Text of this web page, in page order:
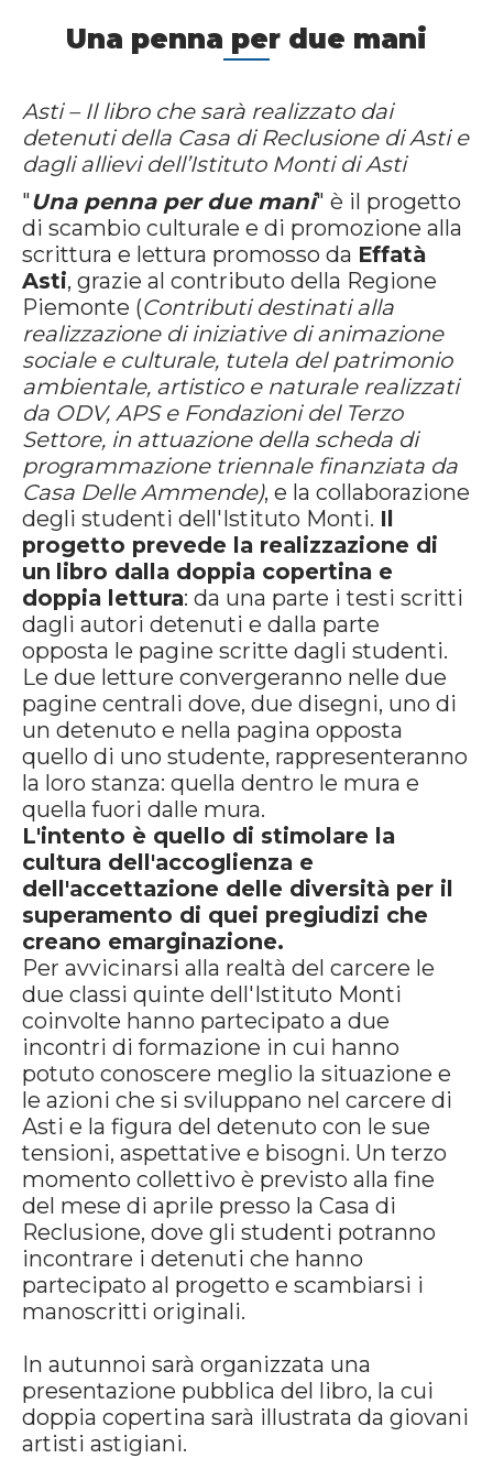
Una penna per due mani
Asti – Il libro che sarà realizzato dai
detenuti della Casa di Reclusione di Asti e
dagli allievi dell’Istituto Monti di Asti
"Una penna per due mani" è il progetto
di scambio culturale e di promozione alla
scrittura e lettura promosso da Effatà
Asti, grazie al contributo della Regione
Piemonte (Contributi destinati alla
realizzazione di iniziative di animazione
sociale e culturale, tutela del patrimonio
ambientale, artistico e naturale realizzati
da ODV, APS e Fondazioni del Terzo
Settore, in attuazione della scheda di
programmazione triennale finanziata da
Casa Delle Ammende), e la collaborazione
degli studenti dell'Istituto Monti. Il
progetto prevede la realizzazione di
un libro dalla doppia copertina e
doppia lettura: da una parte i testi scritti
dagli autori detenuti e dalla parte
opposta le pagine scritte dagli studenti.
Le due letture convergeranno nelle due
pagine centrali dove, due disegni, uno di
un detenuto e nella pagina opposta
quello di uno studente, rappresenteranno
la loro stanza: quella dentro le mura e
quella fuori dalle mura.
L'intento è quello di stimolare la
cultura dell'accoglienza e
dell'accettazione delle diversità per il
superamento di quei pregiudizi che
creano emarginazione.
Per avvicinarsi alla realtà del carcere le
due classi quinte dell'Istituto Monti
coinvolte hanno partecipato a due
incontri di formazione in cui hanno
potuto conoscere meglio la situazione e
le azioni che si sviluppano nel carcere di
Asti e la figura del detenuto con le sue
tensioni, aspettative e bisogni. Un terzo
momento collettivo è previsto alla fine
del mese di aprile presso la Casa di
Reclusione, dove gli studenti potranno
incontrare i detenuti che hanno
partecipato al progetto e scambiarsi i
manoscritti originali.
In autunnoi sarà organizzata una
presentazione pubblica del libro, la cui
doppia copertina sarà illustrata da giovani
artisti astigiani.